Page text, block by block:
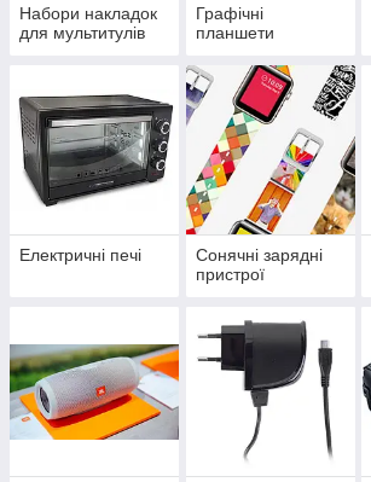
Набори накладок
для мультитулів
Графічні
планшети
Електричні печі
Сонячні зарядні
пристрої